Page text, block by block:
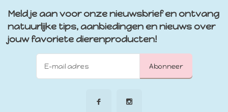
Meld je aan voor onze nieuwsbrief en ontvang
natuurlijke tips, aanbiedingen en nieuws over
jouw favoriete dierenproducten!
Abonneer